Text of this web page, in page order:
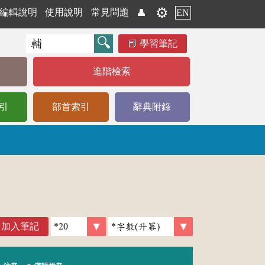
編輯說明 使用說明 常見問題 👤 ⚙️ EN
學習筆記
進階檢索
部首索引 辭典附錄
加入筆記